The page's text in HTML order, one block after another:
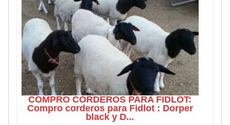
COMPRO CORDEROS PARA FIDLOT:
Compro corderos para Fidlot : Dorper
black y D...